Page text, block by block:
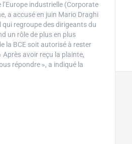
industrielle (Corporate
a accusé en juin Mario Draghi
regroupe des dirigeants du
un rôle de plus en plus
la BCE soit autorisé à rester
avoir reçu la plainte,
répondre », a indiqué la